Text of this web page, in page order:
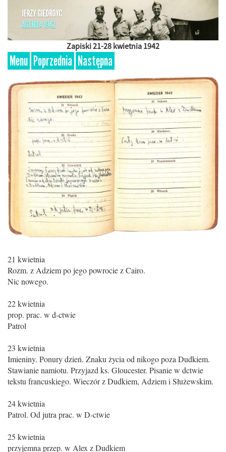
Zapiski 21-28 kwietnia 1942
Menu Poprzednia Następna
21 kwietnia
Rozm. z Adziem po jego powrocie z Cairo.
Nic nowego.
22 kwietnia
prop. prac. w d-ctwie
Patrol
23 kwietnia
Imieniny. Ponury dzień. Znaku życia od nikogo poza Dudkiem.
Stawianie namiotu. Przyjazd ks. Gloucester. Pisanie w dctwie
tekstu francuskiego. Wieczór z Dudkiem, Adziem i Służewskim.
24 kwietnia
Patrol. Od jutra prac. w D-ctwie
25 kwietnia
przyjemna przep. w Alex z Dudkiem